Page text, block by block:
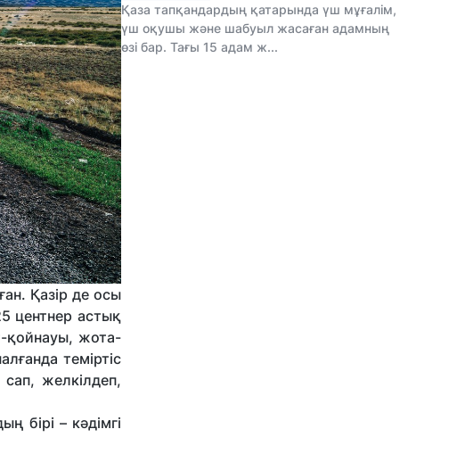
Қазір де осы
центнер астық
қойнауы, жота-
теміртіс
желкілдеп,
бірі – кәдімгі
Қаза тапқандардың қатарында үш мұғалім,
үш оқушы және шабуыл жасаған адамның
өзі бар. Тағы 15 адам ж...